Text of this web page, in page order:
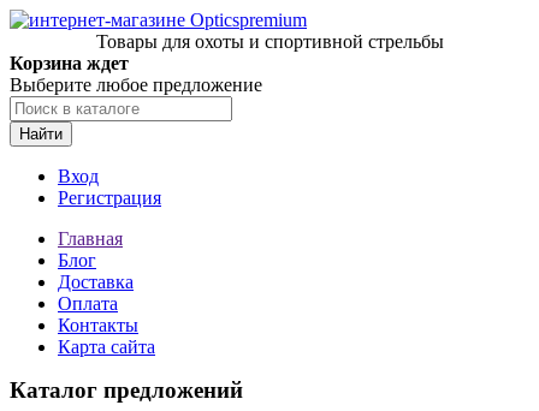
Товары для охоты и спортивной стрельбы
Корзина ждет
Выберите любое предложение
Найти
Вход
Регистрация
Главная
Блог
Доставка
Оплата
Контакты
Карта сайта
Каталог предложений